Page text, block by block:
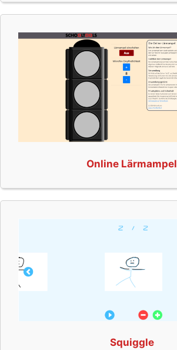
Online Lärmampel
Squiggle